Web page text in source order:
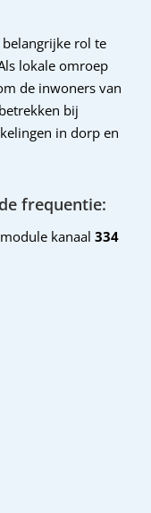
rol te
lokale omroep
de inwoners van
bij
in dorp en
frequentie:
kanaal 334